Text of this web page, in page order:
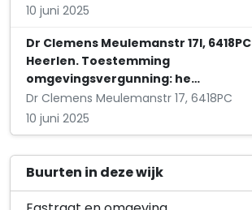
10 juni 2025
Dr Clemens Meulemanstr 17I, 6418PC
Heerlen. Toestemming
omgevingsvergunning: he…
Dr Clemens Meulemanstr 17, 6418PC
10 juni 2025
Buurten in deze wijk